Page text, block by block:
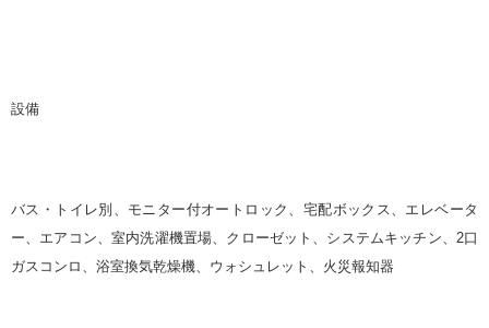
設備
バス・トイレ別、モニター付オートロック、宅配ボックス、エレベータ
ー、エアコン、室内洗濯機置場、クローゼット、システムキッチン、2口
ガスコンロ、浴室換気乾燥機、ウォシュレット、火災報知器